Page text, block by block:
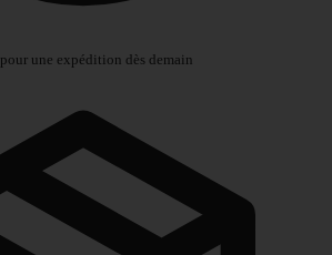
pour une expédition dès demain